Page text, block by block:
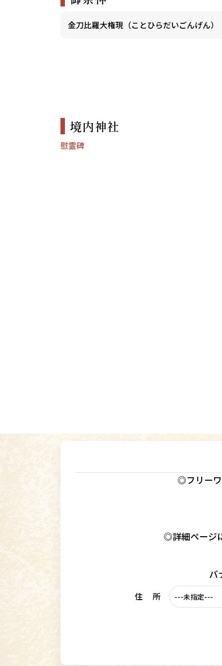
金刀比羅大権現（ことひらだいごんげん）
境内神社
慰霊碑
◎フリーワ
◎詳細ページ
バ
住 所